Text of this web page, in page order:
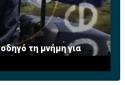
τη μνήμη για